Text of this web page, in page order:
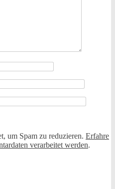
um Spam zu reduzieren. Erfahre
verarbeitet werden.